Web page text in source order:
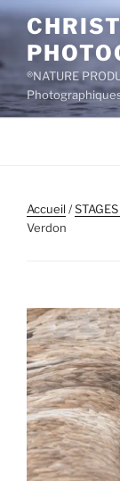
Aller
contenu
principal®NATURE
Accueil/
Verdon